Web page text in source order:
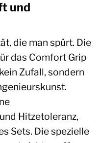
und
die man spürt. Die
das Comfort Grip
Zufall, sondern
Hitzetoleranz,
Sets. Die spezielle